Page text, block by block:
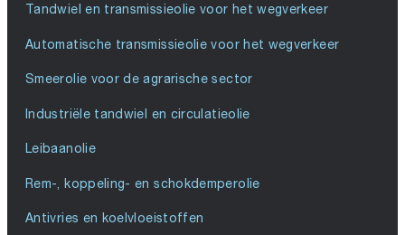
Tandwiel en transmissieolie voor het wegverkeer
Automatische transmissieolie voor het wegverkeer
Smeerolie voor de agrarische sector
Industriële tandwiel en circulatieolie
Leibaanolie
Rem-, koppeling- en schokdemperolie
Antivries en koelvloeistoffen